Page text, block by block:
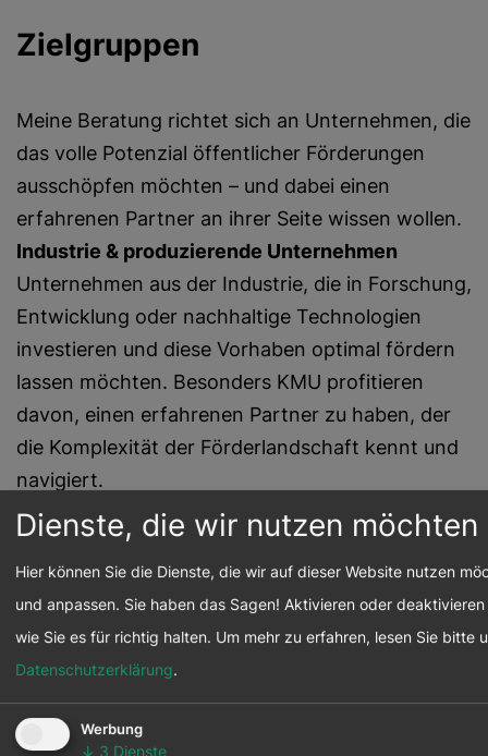
Zielgruppen
Meine Beratung richtet sich an Unternehmen, die
das volle Potenzial öffentlicher Förderungen
ausschöpfen möchten – und dabei einen
erfahrenen Partner an ihrer Seite wissen wollen.
Industrie & produzierende Unternehmen
Unternehmen aus der Industrie, die in Forschung,
Entwicklung oder nachhaltige Technologien
investieren und diese Vorhaben optimal fördern
lassen möchten. Besonders KMU profitieren
davon, einen erfahrenen Partner zu haben, der
die Komplexität der Förderlandschaft kennt und
navigiert.
Innovative Unternehmen & Start-ups
Wer neue
Produkte, Prozesse oder Technologien
entwickelt, hat oft mehr Förderpotenzial als
vermutet. Ich helfe dabei, dieses Potenzial zu
erkennen und konsequent zu nutzen.
Unternehmen mit Nachhaltigkeitsambitionen
Investitionen in Umwelt, Energie und nachhaltige
Infrastruktur sind häufig förderfähig. Ich
Dienste, die wir nutzen möchten
Hier können Sie die Dienste, die wir auf dieser Website nutzen
und anpassen. Sie haben das Sagen! Aktivieren oder
wie Sie es für richtig halten. Um mehr zu erfahren, lesen Sie bitte
Datenschutzerklärung.
Werbung
↓ 3 Dienste